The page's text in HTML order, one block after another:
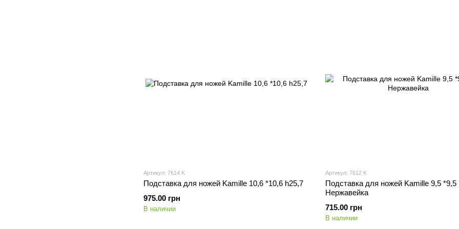
Артикул: 7614 K
Подставка для ножей Kamille 10,6 *10,6 h25,7
975.00 грн
В наличии
Артикул: 7612 K
Подставка для ножей Kamille 9,5 *9,5
Нержавейка
715.00 грн
В наличии